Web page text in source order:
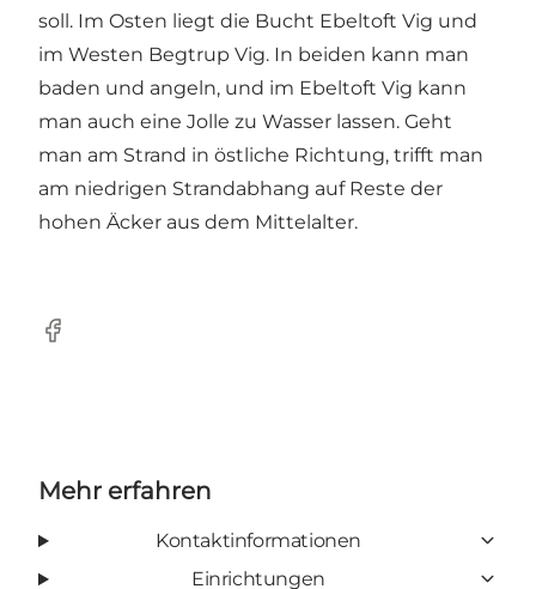
soll. Im Osten liegt die Bucht Ebeltoft Vig und
im Westen Begtrup Vig. In beiden kann man
baden und angeln, und im Ebeltoft Vig kann
man auch eine Jolle zu Wasser lassen. Geht
man am Strand in östliche Richtung, trifft man
am niedrigen Strandabhang auf Reste der
hohen Äcker aus dem Mittelalter.
Facebook
Mehr erfahren
Kontaktinformationen
Einrichtungen